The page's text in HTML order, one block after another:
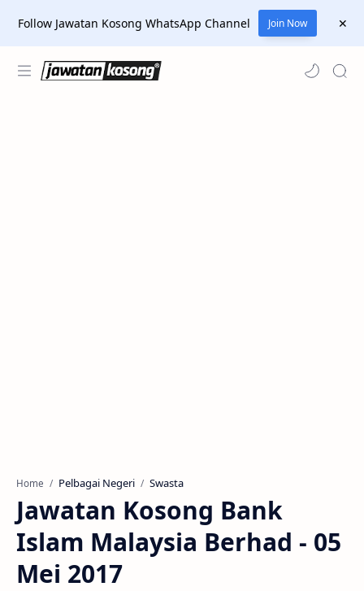
Follow Jawatan Kosong WhatsApp Channel Join Now
Home Pelbagai Negeri Swasta
Jawatan Kosong Bank
Islam Malaysia Berhad - 05
Mei 2017